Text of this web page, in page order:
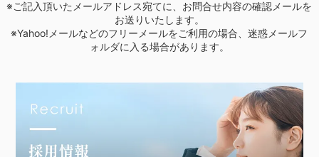
※ご記入頂いたメールアドレス宛てに、お問合せ内容の確認メールを
お送りいたします。
※Yahoo!メールなどのフリーメールをご利用の場合、迷惑メールフ
ォルダに入る場合があります。